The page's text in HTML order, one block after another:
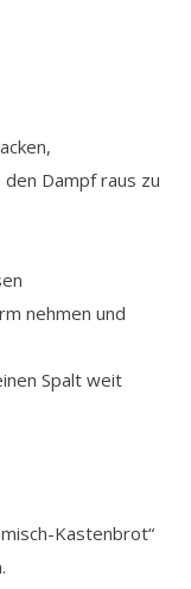
Dampf raus zu
nehmen und
Spalt weit
Kastenbrot“